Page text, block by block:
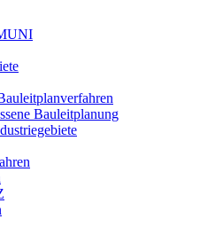
Bauleitplanung